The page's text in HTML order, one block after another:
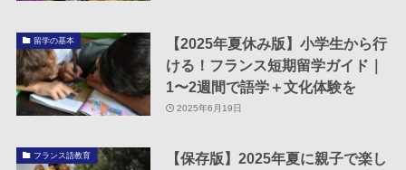
留学の基本
【2025年夏休み版】小学生から行
ける！フランス短期留学ガイド｜
1〜2週間で語学＋文化体験を
2025年6月19日
フランス語教育
【保存版】2025年夏に親子で楽し